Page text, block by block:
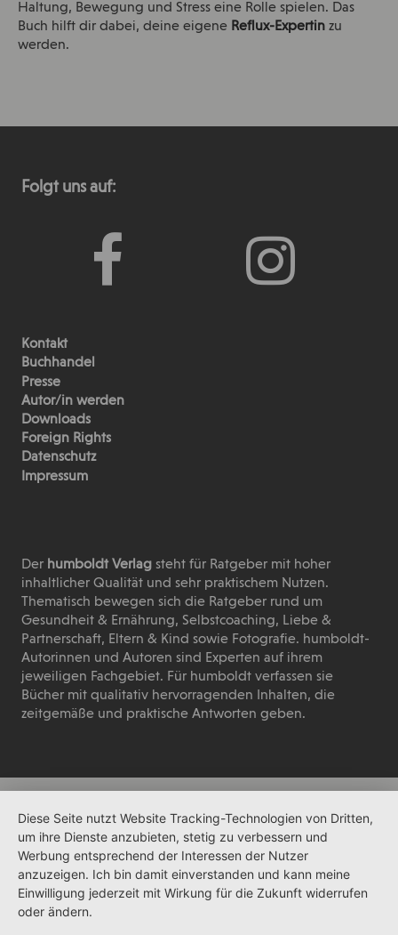
Haltung, Bewegung und Stress eine Rolle spielen. Das
Buch hilft dir dabei, deine eigene Reflux-Expertinzu
werden.
Folgt uns auf:
Kontakt
Buchhandel
Presse
Autor/in werden
Downloads
Foreign Rights
Datenschutz
Impressum
Derhumboldt Verlag steht für Ratgeber mit hoher
inhaltlicher Qualität und sehr praktischem Nutzen.
Thematisch bewegen sich die Ratgeber rund um
Gesundheit & Ernährung, Selbstcoaching, Liebe &
Partnerschaft, Eltern & Kind sowie Fotografie. humboldt-
Autorinnen und Autoren sind Experten auf ihrem
jeweiligen Fachgebiet. Für humboldt verfassen sie
Bücher mit qualitativ hervorragenden Inhalten, die
zeitgemäße und praktische Antworten geben.
Diese Seite nutzt Website Tracking-Technologien von Dritten,
um ihre Dienste anzubieten, stetig zu verbessern und
Werbung entsprechend der Interessen der Nutzer
anzuzeigen. Ich bin damit einverstanden und kann meine
Einwilligung jederzeit mit Wirkung für die Zukunft widerrufen
oder ändern.